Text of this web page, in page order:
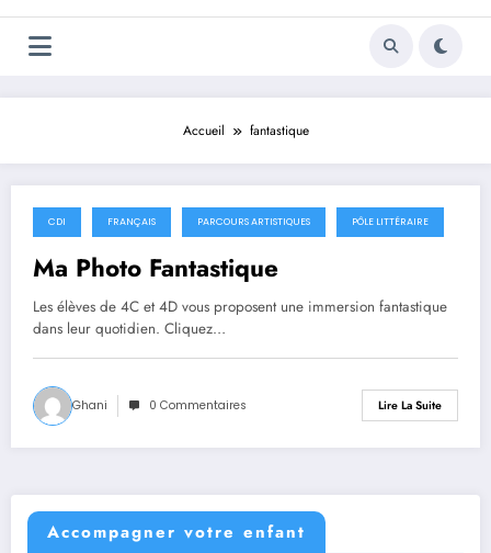
Accueil fantastique
5 mai 2022
CDI FRANÇAIS PARCOURS ARTISTIQUES PÔLE LITTÉRAIRE
Ma Photo Fantastique
Les élèves de 4C et 4D vous proposent une immersion fantastique
dans leur quotidien. Cliquez…
Ghani 0 Commentaires Lire La Suite
Accompagner votre enfant